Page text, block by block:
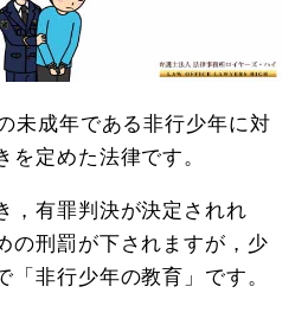
未成年である非行少年に対
を定めた法律です。
，有罪判決が決定されれ
の刑罰が下されますが，少
「非行少年の教育」です。